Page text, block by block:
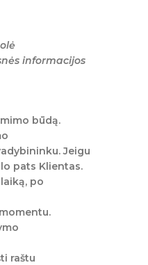
informacijos
būdą.
Jeigu
pats Klientas.
po
raštu